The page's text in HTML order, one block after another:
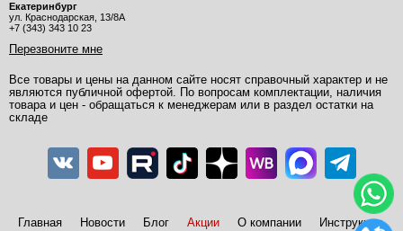
Екатеринбург
ул. Краснодарская, 13/8А
+7 (343) 343 10 23
Перезвоните мне
Все товары и цены на данном сайте носят справочный характер и не
являются публичной офертой. По вопросам комплектации, наличия
товара и цен - обращаться к менеджерам или в раздел остатки на
складе
Главная Новости Блог Акции О компании
Инструкции